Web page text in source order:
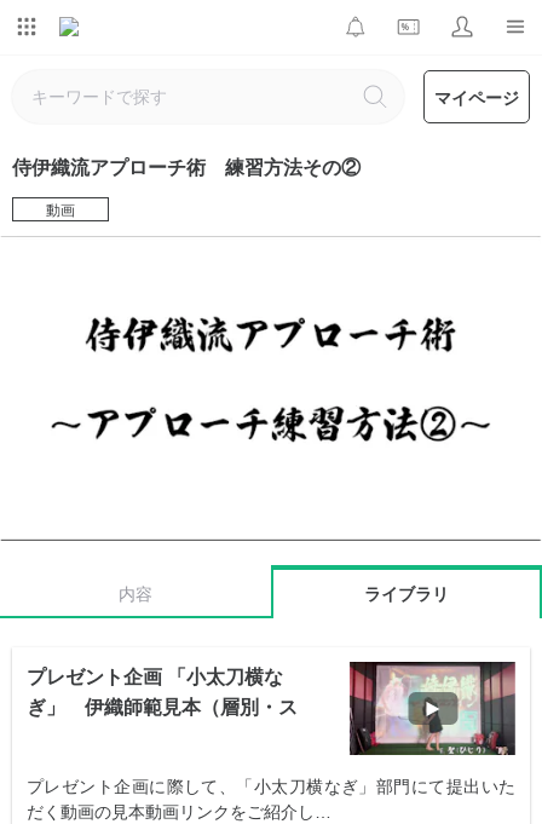
マイページ
侍伊織流アプローチ術 練習方法その②
動画
内容 ライブラリ
プレゼント企画 「小太刀横な
ぎ」 伊織師範見本（層別・ス
プレゼント企画に際して、「小太刀横なぎ」部門にて提出いた
だく動画の見本動画リンクをご紹介し…